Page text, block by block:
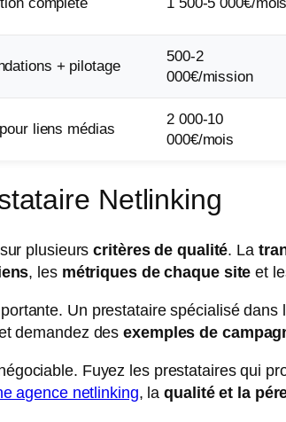
+ pilotage
500-2
000€/mission
liens médias
2 000-10
000€/mois
Netlinking
plusieurscritères de qualité. La
, les métriques de chaque site et
Un prestataire spécialisé dans
demandez desexemples de
Fuyez les prestataires qui
agence netlinking, laqualité et la